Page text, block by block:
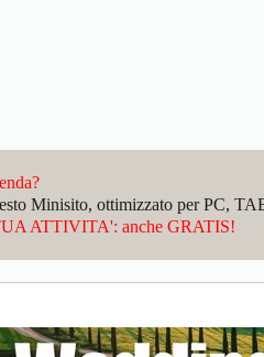
Minisito, ottimizzato per PC,
ATTIVITA': anche GRATIS!